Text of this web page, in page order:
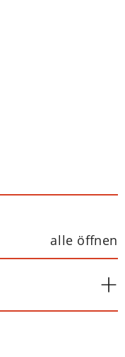
alle öffnen